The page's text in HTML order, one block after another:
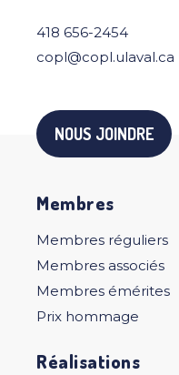
418 656-2454
copl@copl.ulaval.ca
NOUS JOINDRE
Membres
Membres réguliers
Membres associés
Membres émérites
Prix hommage
Réalisations